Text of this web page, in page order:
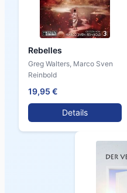
Rebelles
Greg Walters, Marco Sven
Reinbold
19,95 €
Details